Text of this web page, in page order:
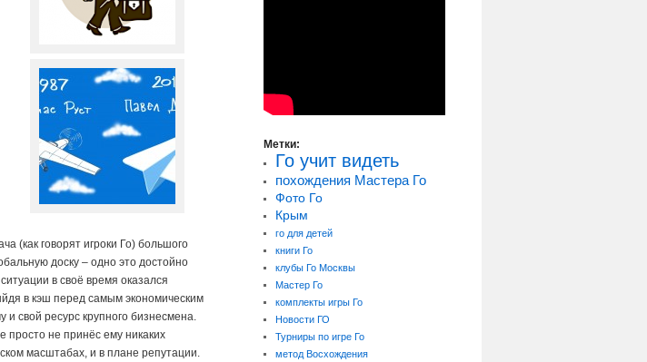
(как говорят игроки Го) большого
доску – одно это достойно
в своё время оказался
в кэш перед самым экономическим
свой ресурс крупного бизнесмена.
просто не принёс ему никаких
масштабах, и в плане репутации.
Метки:
Го учит видеть
похождения Мастера Го
Фото Го
Крым
го для детей
книги Го
клубы Го Москвы
Мастер Го
комплекты игры Го
Новости ГО
Турниры по игре Го
метод Восхождения